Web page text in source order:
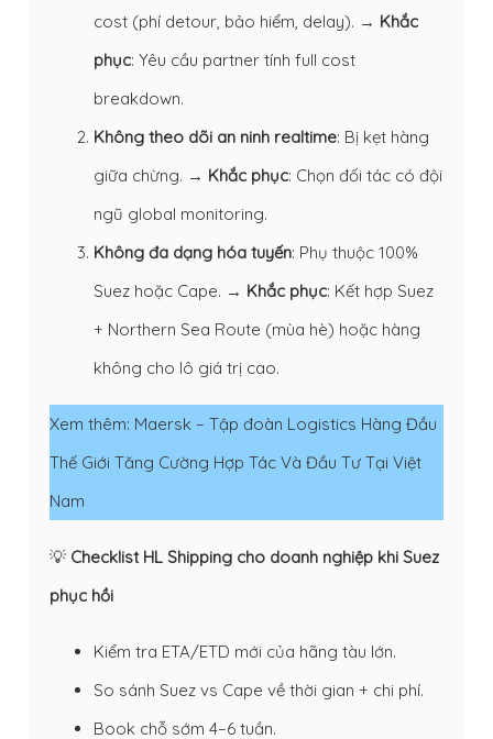
cost (phí detour, bảo hiểm, delay). → Khắc
phục: Yêu cầu partner tính full cost
breakdown.
Không theo dõi an ninh realtime: Bị kẹt hàng
giữa chừng. → Khắc phục: Chọn đối tác có đội
ngũ global monitoring.
Không đa dạng hóa tuyến: Phụ thuộc 100%
Suez hoặc Cape. → Khắc phục: Kết hợp Suez
+ Northern Sea Route (mùa hè) hoặc hàng
không cho lô giá trị cao.
Xem thêm: Maersk – Tập đoàn Logistics Hàng Đầu
Thế Giới Tăng Cường Hợp Tác Và Đầu Tư Tại Việt
Nam
💡 Checklist HL Shipping cho doanh nghiệp khi Suez
phục hồi
Kiểm tra ETA/ETD mới của hãng tàu lớn.
So sánh Suez vs Cape về thời gian + chi phí.
Book chỗ sớm 4–6 tuần.